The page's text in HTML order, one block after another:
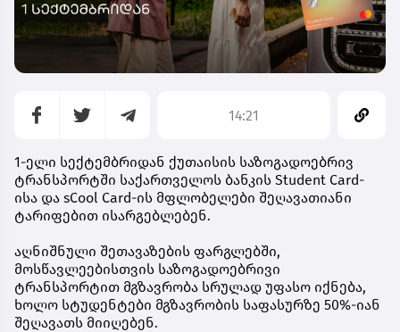
14:21
1-ელი სექტემბრიდან ქუთაისის საზოგადოებრივ
ტრანსპორტში საქართველოს ბანკის Student Card-
ისა და sCool Card-ის მფლობელები შეღავათიანი
ტარიფებით ისარგებლებენ.
აღნიშნული შეთავაზების ფარგლებში,
მოსწავლეებისთვის საზოგადოებრივი
ტრანსპორტით მგზავრობა სრულად უფასო იქნება,
ხოლო სტუდენტები მგზავრობის საფასურზე 50%-იან
შეღავათს მიიღებენ.